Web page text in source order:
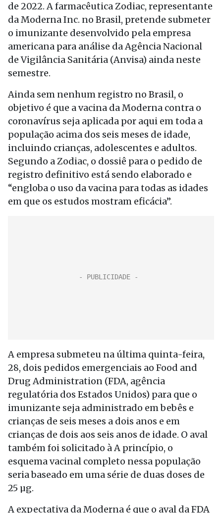
de 2022. A farmacêutica Zodiac, representante
da Moderna Inc. no Brasil, pretende submeter
o imunizante desenvolvido pela empresa
americana para análise da Agência Nacional
de Vigilância Sanitária (Anvisa) ainda neste
semestre.
Ainda sem nenhum registro no Brasil, o
objetivo é que a vacina da Moderna contra o
coronavírus seja aplicada por aqui em toda a
população acima dos seis meses de idade,
incluindo crianças, adolescentes e adultos.
Segundo a Zodiac, o dossiê para o pedido de
registro definitivo está sendo elaborado e
“engloba o uso da vacina para todas as idades
em que os estudos mostram eficácia”.
A empresa submeteu na última quinta-feira,
28, dois pedidos emergenciais ao Food and
Drug Administration (FDA, agência
regulatória dos Estados Unidos) para que o
imunizante seja administrado em bebês e
crianças de seis meses a dois anos e em
crianças de dois aos seis anos de idade. O aval
também foi solicitado à A princípio, o
esquema vacinal completo nessa população
seria baseado em uma série de duas doses de
25 µg.
A expectativa da Moderna é que o aval da FDA